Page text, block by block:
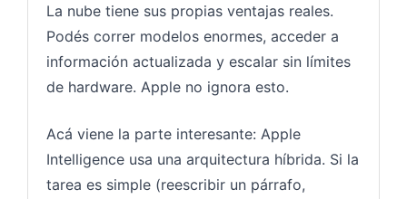
La nube tiene sus propias ventajas reales.
Podés correr modelos enormes, acceder a
información actualizada y escalar sin límites
de hardware. Apple no ignora esto.
Acá viene la parte interesante: Apple
Intelligence usa una arquitectura híbrida. Si la
tarea es simple (reescribir un párrafo,